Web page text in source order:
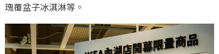
瑰覆盆子冰淇淋等。